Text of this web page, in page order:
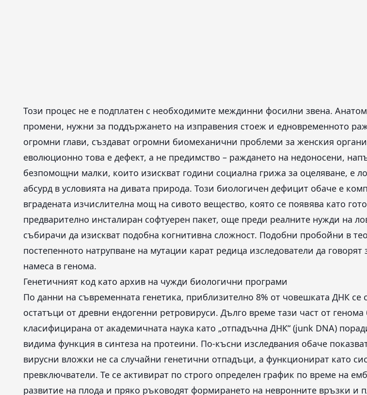
Този процес не е подплатен с необходимите междинни фосилни звена.
промени, нужни за поддържането на изправения стоеж и едновременното
огромни глави, създават огромни биомеханични проблеми за женския
еволюционно това е дефект, а не предимство – раждането на недоносени,
безпомощни малки, които изискват години социална грижа за оцеляване, е
абсурд в условията на дивата природа. Този биологичен дефицит обаче е
вградената изчислителна мощ на сивото вещество, която се появява като
предварително инсталиран софтуерен пакет, още преди реалните нужди на
събирачи да изискват подобна когнитивна сложност. Подобни пробойни в
постепенното натрупване на мутации карат редица изследователи да
намеса в генома.
Генетичният код като архив на чужди биологични програми
По данни на съвременната генетика, приблизително 8% от човешката ДНК се
остатъци от древни ендогенни ретровируси. Дълго време тази част от
класифицирана от академичната наука като „отпадъчна ДНК“ (junk DNA)
видима функция в синтеза на протеини. По-късни изследвания обаче
вирусни вложки не са случайни генетични отпадъци, а функционират като
превключватели. Те се активират по строго определен график по време на
развитие на плода и пряко ръководят формирането на невронните връзки и